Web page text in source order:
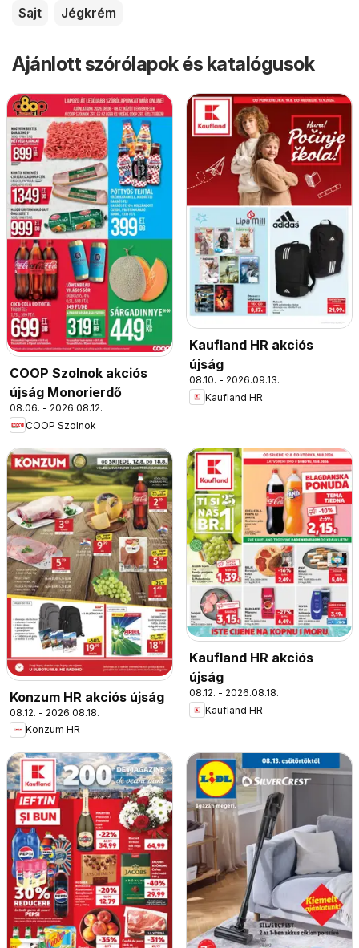
Sajt Jégkrém
Ajánlott szórólapok és katalógusok
COOP Szolnok akciós
újság Monorierdő
08.06. - 2026.08.12.
COOP Szolnok
Kaufland HR akciós
újság
08.10. - 2026.09.13.
Kaufland HR
Konzum HR akciós újság
08.12. - 2026.08.18.
Konzum HR
Kaufland HR akciós
újság
08.12. - 2026.08.18.
Kaufland HR